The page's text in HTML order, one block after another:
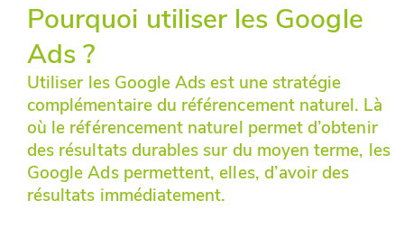
Pourquoi utiliser les Google
Ads ?
Utiliser les Google Ads est une stratégie
complémentaire du référencement naturel. Là
où le référencement naturel permet d’obtenir
des résultats durables sur du moyen terme, les
Google Ads permettent, elles, d’avoir des
résultats immédiatement.